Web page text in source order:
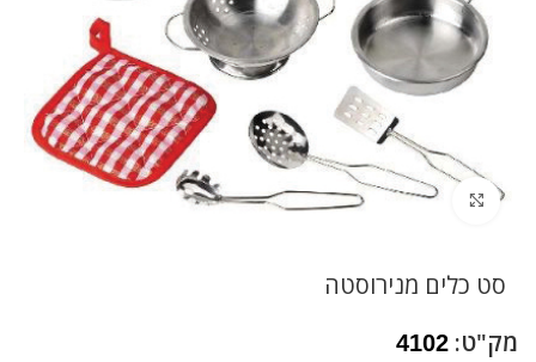
לחץ להגדלה
סט כלים מנירוסטה
מק"ט: 4102